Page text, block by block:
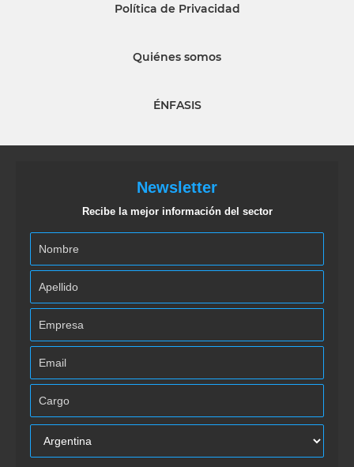
Política de Privacidad
Quiénes somos
ÉNFASIS
Newsletter
Recibe la mejor información del sector